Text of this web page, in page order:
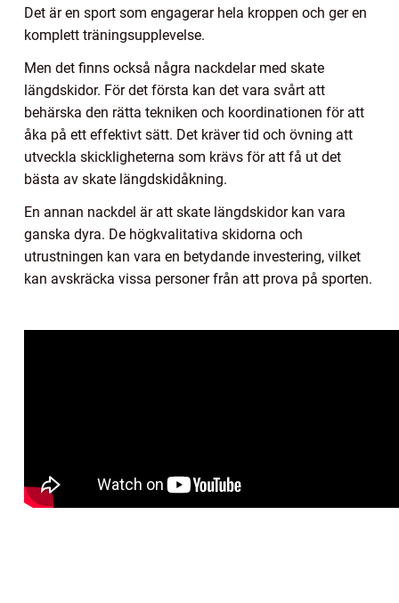
Det är en sport som engagerar hela kroppen och ger en
komplett träningsupplevelse.
Men det finns också några nackdelar med skate
längdskidor. För det första kan det vara svårt att
behärska den rätta tekniken och koordinationen för att
åka på ett effektivt sätt. Det kräver tid och övning att
utveckla skickligheterna som krävs för att få ut det
bästa av skate längdskidåkning.
En annan nackdel är att skate längdskidor kan vara
ganska dyra. De högkvalitativa skidorna och
utrustningen kan vara en betydande investering, vilket
kan avskräcka vissa personer från att prova på sporten.